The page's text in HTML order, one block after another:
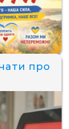
про